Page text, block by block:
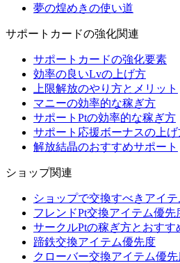
夢の煌めきの使い道
サポートカードの強化関連
サポートカードの強化要素
効率の良いLvの上げ方
上限解放のやり方とメリット
マニーの効率的な稼ぎ方
サポートPtの効率的な稼ぎ方
サポート応援ボーナスの上げ
解放結晶のおすすめサポート
ショップ関連
ショップで交換すべきアイテ
フレンドPt交換アイテム優先
サークルPtの稼ぎ方とおすす
蹄鉄交換アイテム優先度
クローバー交換アイテム優先